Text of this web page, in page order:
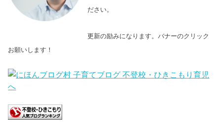
ださい。
更新の励みになります。バナーのクリック
お願いします！